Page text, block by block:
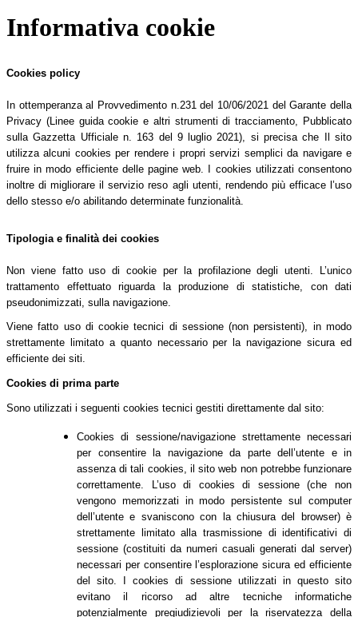
Informativa cookie
Cookies policy
In ottemperanza al Provvedimento n.231 del 10/06/2021 del Garante della
Privacy (Linee guida cookie e altri strumenti di tracciamento, Pubblicato
sulla Gazzetta Ufficiale n. 163 del 9 luglio 2021), si precisa che Il sito
utilizza alcuni cookies per rendere i propri servizi semplici da navigare e
fruire in modo efficiente delle pagine web. I cookies utilizzati consentono
inoltre di migliorare il servizio reso agli utenti, rendendo più efficace l’uso
dello stesso e/o abilitando determinate funzionalità.
Tipologia e finalità dei cookies
Non viene fatto uso di cookie per la profilazione degli utenti. L’unico
trattamento effettuato riguarda la produzione di statistiche, con dati
pseudonimizzati, sulla navigazione.
Viene fatto uso di cookie tecnici di sessione (non persistenti), in modo
strettamente limitato a quanto necessario per la navigazione sicura ed
efficiente dei siti.
Cookies di prima parte
Sono utilizzati i seguenti cookies tecnici gestiti direttamente dal sito:
Cookies di sessione/navigazione strettamente necessari
per consentire la navigazione da parte dell’utente e in
assenza di tali cookies, il sito web non potrebbe funzionare
correttamente. L’uso di cookies di sessione (che non
vengono memorizzati in modo persistente sul computer
dell’utente e svaniscono con la chiusura del browser) è
strettamente limitato alla trasmissione di identificativi di
sessione (costituiti da numeri casuali generati dal server)
necessari per consentire l’esplorazione sicura ed efficiente
del sito. I cookies di sessione utilizzati in questo sito
evitano il ricorso ad altre tecniche informatiche
potenzialmente pregiudizievoli per la riservatezza della